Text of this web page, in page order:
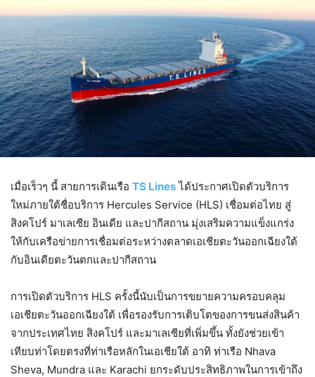
เมื่อเร็วๆ นี้ สายการเดินเรือ TS Linesได้ประกาศเปิดตัวบริการ
ใหม่ภายใต้ชื่อบริการ Hercules Service (HLS) เชื่อมต่อไทย สู่
สิงคโปร์ มาเลเซีย อินเดีย และปากีสถาน มุ่งเสริมความแข็งแกร่ง
ให้กับเครือข่ายการเชื่อมต่อระหว่างตลาดเอเชียตะวันออกเฉียงใต้
กับอินเดียตะวันตกและปากีสถาน
การเปิดตัวบริการ HLS ครั้งนี้นับเป็นการขยายความครอบคลุม
เอเชียตะวันออกเฉียงใต้ เพื่อรองรับการเติบโตของการขนส่งสินค้า
จากประเทศไทย สิงคโปร์ และมาเลเซียที่เพิ่มขึ้น ทั้งยังช่วยเข้า
เทียบท่าโดยตรงที่ท่าเรือหลักในเอเชียใต้ อาทิ ท่าเรือ Nhava
Sheva, Mundra และ Karachi ยกระดับประสิทธิภาพในการเข้าถึง